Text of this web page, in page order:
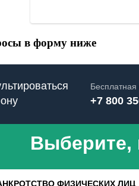
в форму ниже